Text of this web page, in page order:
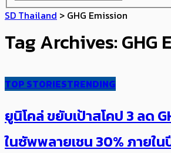
SD Thailand > GHG Emission
Tag Archives: GHG
TOP STORIESTRENDING
ยูนิโคล่ ขยับเป้าสโคป 3 ลด
ในซัพพลายเชน 30% ภายใ